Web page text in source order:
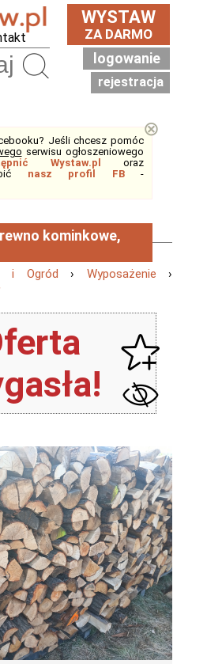
WYSTAW
ZA DARMO
logowanie
rejestracja
Jeśli chcesz pomóc
serwisu ogłoszeniowego
Wystaw.pl
oraz
nasz profil FB-
⊗
kominkowe,
i Ogród › Wyposażenie ›